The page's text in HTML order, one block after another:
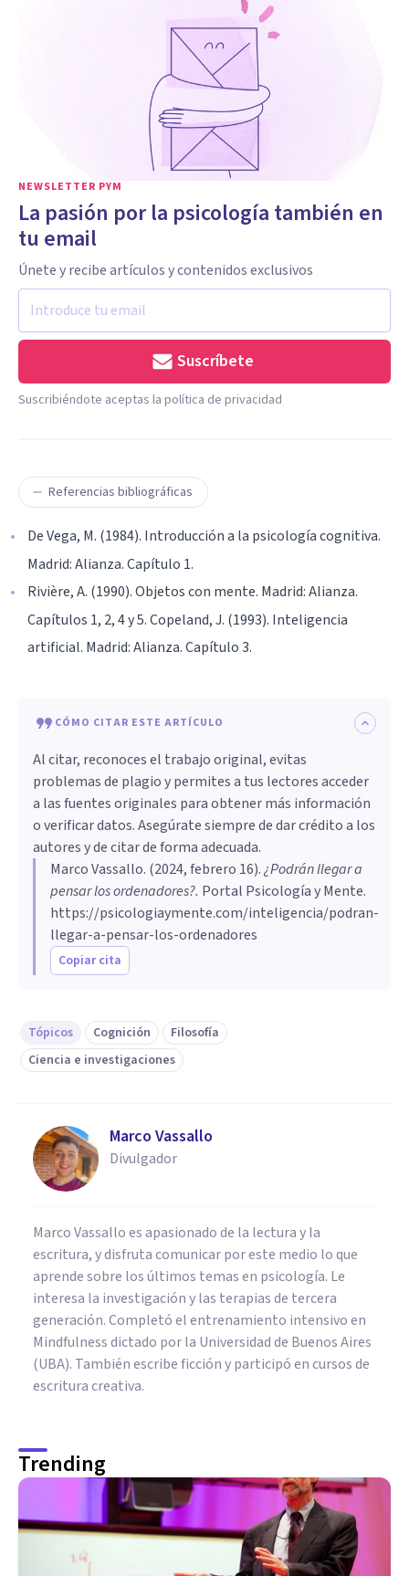
NEWSLETTER PYM
La pasión por la psicología también en
tu email
Únete y recibe artículos y contenidos exclusivos
Suscríbete
Suscribiéndote aceptas la política de privacidad
Referencias bibliográficas
De Vega, M. (1984). Introducción a la psicología cognitiva.
Madrid: Alianza. Capítulo 1.
Rivière, A. (1990). Objetos con mente. Madrid: Alianza.
Capítulos 1, 2, 4 y 5. Copeland, J. (1993). Inteligencia
artificial. Madrid: Alianza. Capítulo 3.
CÓMO CITAR ESTE ARTÍCULO
Al citar, reconoces el trabajo original, evitas
problemas de plagio y permites a tus lectores acceder
a las fuentes originales para obtener más información
o verificar datos. Asegúrate siempre de dar crédito a los
autores y de citar de forma adecuada.
Marco Vassallo. (2024, febrero 16).¿Podrán llegar a
pensar los ordenadores?. Portal Psicología y Mente.
https://psicologiaymente.com/inteligencia/podran-
llegar-a-pensar-los-ordenadores
Copiar cita
Tópicos Cognición
Filosofía
Ciencia e investigaciones
Marco Vassallo
Divulgador
Marco Vassallo es apasionado de la lectura y la
escritura, y disfruta comunicar por este medio lo que
aprende sobre los últimos temas en psicología. Le
interesa la investigación y las terapias de tercera
generación. Completó el entrenamiento intensivo en
Mindfulness dictado por la Universidad de Buenos Aires
(UBA). También escribe ficción y participó en cursos de
escritura creativa.
Trending